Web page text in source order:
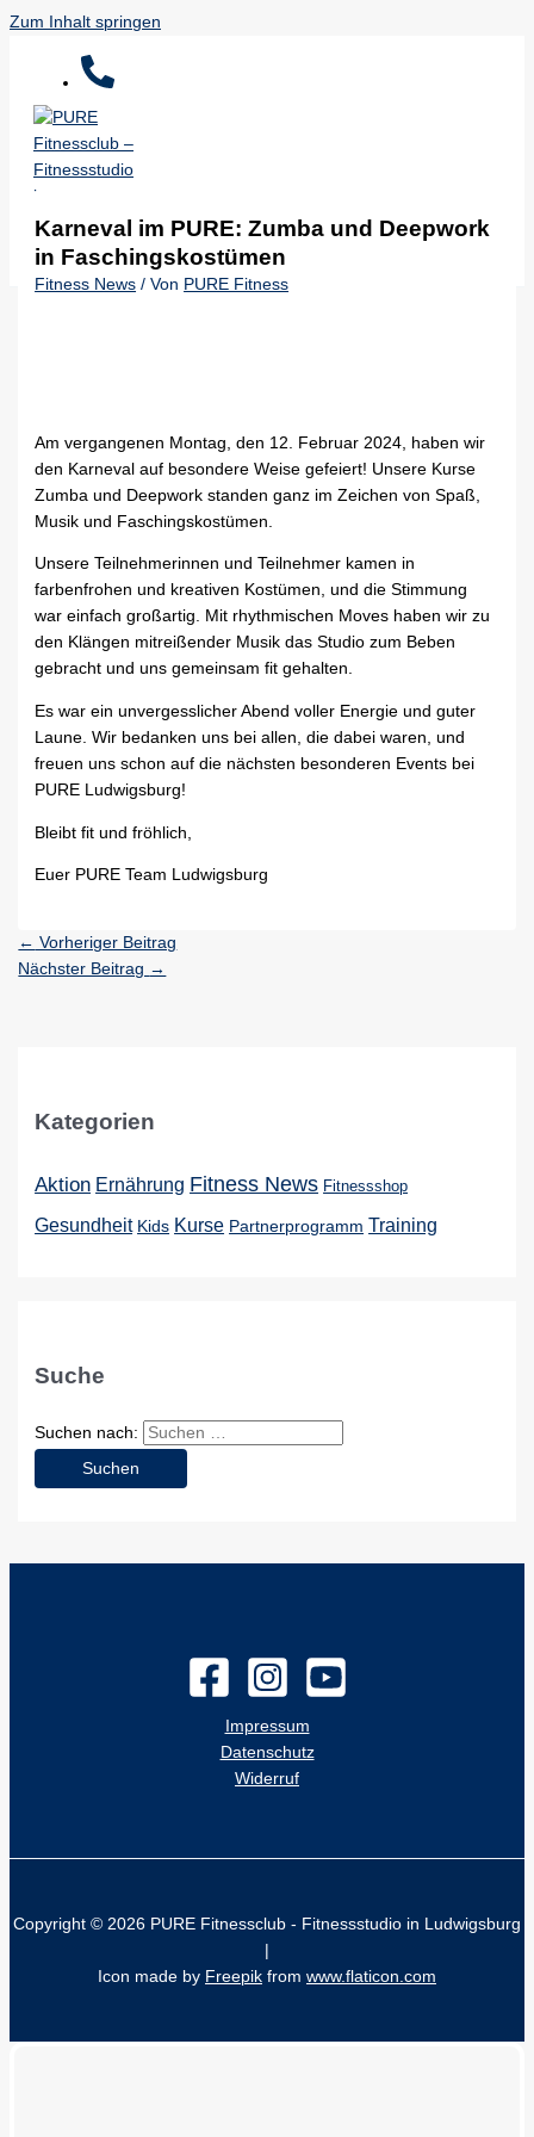
Zum Inhalt springen
Karneval im PURE: Zumba und Deepwork
in Faschingskostümen
Fitness News / Von PURE Fitness
Am vergangenen Montag, den 12. Februar 2024, haben wir
den Karneval auf besondere Weise gefeiert! Unsere Kurse
Zumba und Deepwork standen ganz im Zeichen von Spaß,
Musik und Faschingskostümen.
Unsere Teilnehmerinnen und Teilnehmer kamen in
farbenfrohen und kreativen Kostümen, und die Stimmung
war einfach großartig. Mit rhythmischen Moves haben wir zu
den Klängen mitreißender Musik das Studio zum Beben
gebracht und uns gemeinsam fit gehalten.
Es war ein unvergesslicher Abend voller Energie und guter
Laune. Wir bedanken uns bei allen, die dabei waren, und
freuen uns schon auf die nächsten besonderen Events bei
PURE Ludwigsburg!
Bleibt fit und fröhlich,
Euer PURE Team Ludwigsburg
← Vorheriger Beitrag
Nächster Beitrag →
Kategorien
Aktion Ernährung Fitness News Fitnessshop
Gesundheit Kids Kurse Partnerprogramm Training
Suche
Suchen nach:
Impressum
Datenschutz
Widerruf
Copyright © 2026 PURE Fitnessclub - Fitnessstudio in Ludwigsburg
|
Icon made by Freepik from www.flaticon.com